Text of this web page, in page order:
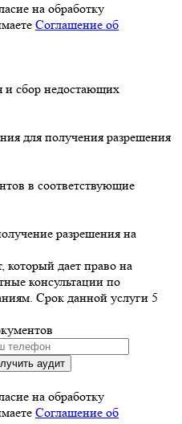
на обработку
Соглашение об
и сбор недостающих
для получения разрешения
в соответствующие
разрешения на
дает право на
консультации по
Срок данной услуги 5
аудит
на обработку
Соглашение об